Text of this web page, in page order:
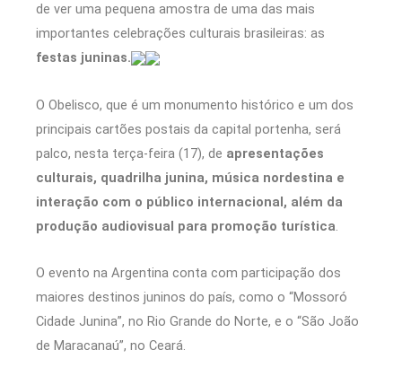
de ver uma pequena amostra de uma das mais
importantes celebrações culturais brasileiras: as
festas juninas.
O Obelisco, que é um monumento histórico e um dos
principais cartões postais da capital portenha, será
palco, nesta terça-feira (17), de apresentações
culturais, quadrilha junina, música nordestina e
interação com o público internacional, além da
produção audiovisual para promoção turística
O evento na Argentina conta com participação dos
maiores destinos juninos do país, como o “Mossoró
Cidade Junina”, no Rio Grande do Norte, e o “São João
de Maracanaú”, no Ceará.